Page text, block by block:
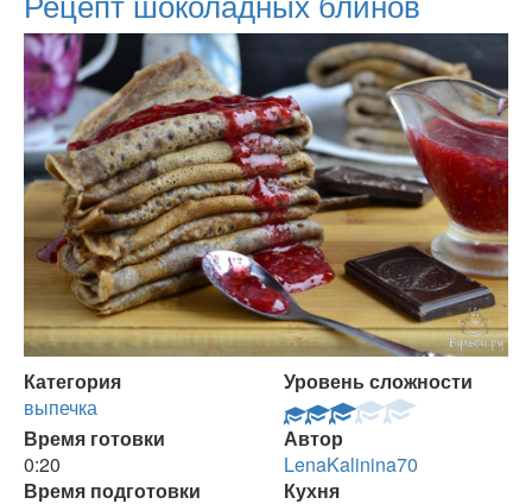
Категория
выпечка
Уровень сложности
Время готовки
0:20
Автор
LenaKalinina70
Время подготовки
Кухня